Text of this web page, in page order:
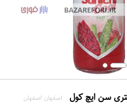
اصفهان اصفهان